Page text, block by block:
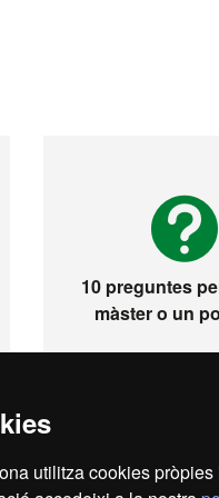
utilitza cookies
10 preguntes
màster o un
Inici Avís legal